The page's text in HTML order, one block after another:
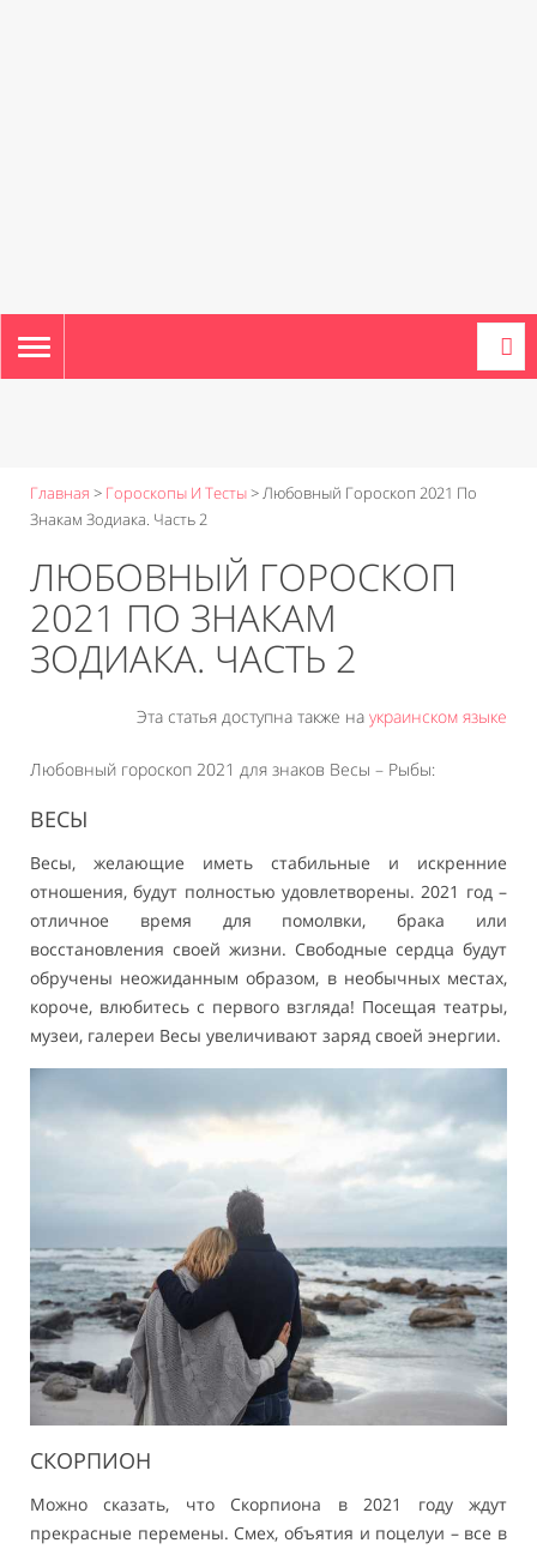
TOGGLE
NAVIGATION
Главная > Гороскопы И Тесты>Любовный Гороскоп 2021 По
Знакам Зодиака. Часть 2
ЛЮБОВНЫЙ ГОРОСКОП
2021 ПО ЗНАКАМ
ЗОДИАКА. ЧАСТЬ 2
Эта статья доступна также на украинском языке
Любовный гороскоп 2021 для знаков Весы – Рыбы:
ВЕСЫ
Весы, желающие иметь стабильные и искренние
отношения, будут полностью удовлетворены. 2021 год –
отличное время для помолвки, брака или
восстановления своей жизни. Свободные сердца будут
обручены неожиданным образом, в необычных местах,
короче, влюбитесь с первого взгляда! Посещая театры,
музеи, галереи Весы увеличивают заряд своей энергии.
СКОРПИОН
Можно сказать, что Скорпиона в 2021 году ждут
прекрасные перемены. Смех, объятия и поцелуи – все в